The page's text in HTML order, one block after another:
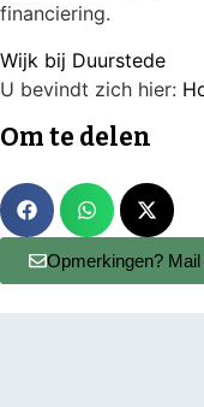
financiering.
Wijk bij Duurstede
U bevindt zich hier:
Om te delen
Opmerkingen? Mail